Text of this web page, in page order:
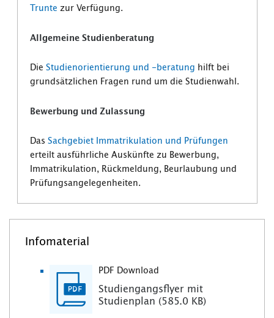
Trunte zur Verfügung.
Allgemeine Studienberatung
Die Studienorientierung und -beratung hilft bei
grundsätzlichen Fragen rund um die Studienwahl.
Bewerbung und Zulassung
Das Sachgebiet Immatrikulation und Prüfungen
erteilt ausführliche Auskünfte zu Bewerbung,
Immatrikulation, Rückmeldung, Beurlaubung und
Prüfungsangelegenheiten.
Infomaterial
PDF Download
Studiengangsflyer mit
Studienplan (585.0 KB)